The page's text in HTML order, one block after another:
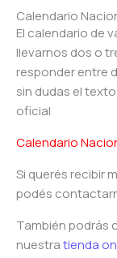
Calendario
El calendario de
llevarnos dos o
responder entre
sin dudas el
oficial
Calendario
Si querés recibir
podés
También podrás
nuestratienda